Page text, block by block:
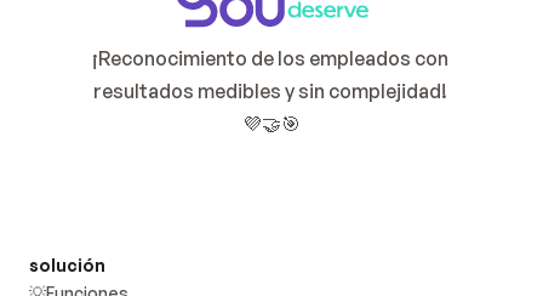
¡Reconocimiento de los empleados con
resultados medibles y sin complejidad!
💜🤝🎯
solución